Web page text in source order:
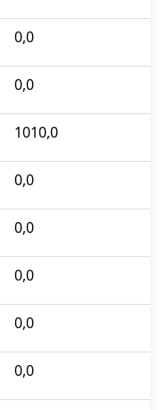
0,0
0,0
1010,0
0,0
0,0
0,0
0,0
0,0